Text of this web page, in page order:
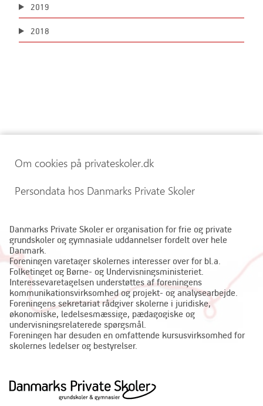
2019
2018
Om cookies på privateskoler.dk
Persondata hos Danmarks Private Skoler
Danmarks Private Skoler er organisation for frie og private
grundskoler og gymnasiale uddannelser fordelt over hele
Danmark.
Foreningen varetager skolernes interesser over for bl.a.
Folketinget og Børne- og Undervisningsministeriet.
Interessevaretagelsen understøttes af foreningens
kommunikationsvirksomhed og projekt- og analysearbejde.
Foreningens sekretariat rådgiver skolerne i juridiske,
økonomiske, ledelsesmæssige, pædagogiske og
undervisningsrelaterede spørgsmål.
Foreningen har desuden en omfattende kursusvirksomhed for
skolernes ledelser og bestyrelser.